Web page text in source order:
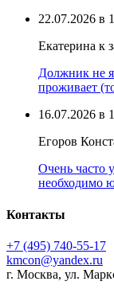
22.07.2026 в
Екатерина к
Должник не
проживает
16.07.2026 в
Егоров
Очень часто
необходимо
Контакты
+7 (495) 740‑55‑17
kmcon@yandex.ru
г. Москва, ул.